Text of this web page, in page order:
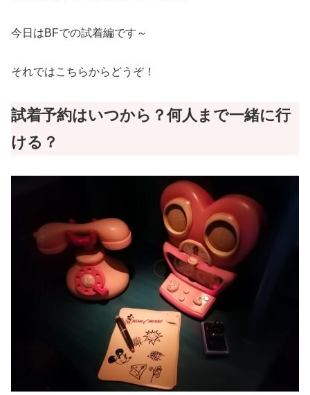
今日はBFでの試着編です～
それではこちらからどうぞ！
試着予約はいつから？何人まで一緒に行
ける？